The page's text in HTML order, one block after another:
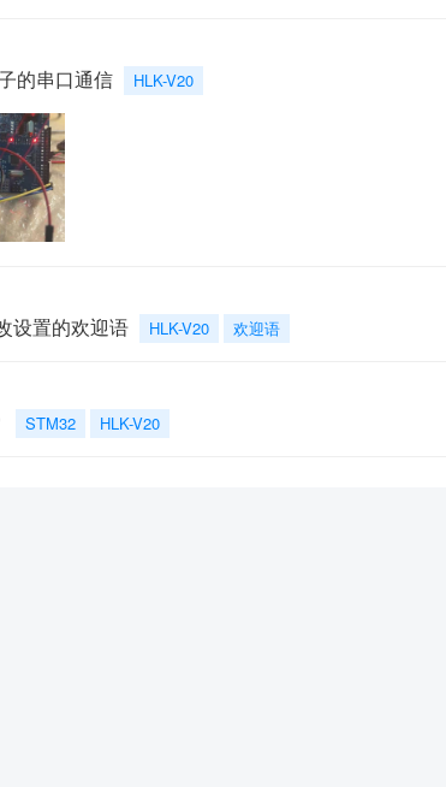
的串口通信 HLK-V20
设置的欢迎语 HLK-V20 欢迎语
STM32 HLK-V20